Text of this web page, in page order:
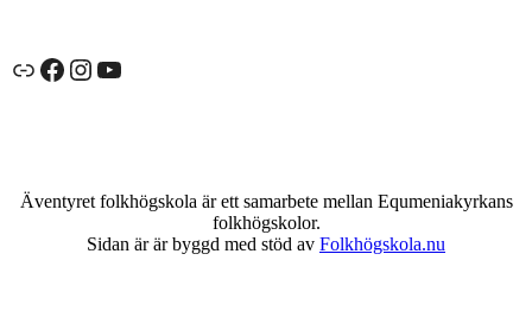
Länk Facebook Instagram YouTube
Äventyret folkhögskola är ett samarbete mellan Equmeniakyrkans
folkhögskolor.
Sidan är är byggd med stöd av Folkhögskola.nu